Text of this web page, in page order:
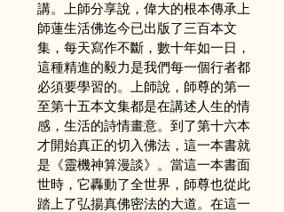
講。上師分享說，偉大的根本傳承上
師蓮生活佛迄今已出版了三百本文
集，每天寫作不斷，數十年如一日，
這種精進的毅力是我們每一個行者都
必須要學習的。上師說，師尊的第一
至第十五本文集都是在講述人生的情
感，生活的詩情畫意。到了第十六本
才開始真正的切入佛法，這一本書就
是《靈機神算漫談》。當這一本書面
世時，它轟動了全世界，師尊也從此
踏上了弘揚真佛密法的大道。在這一